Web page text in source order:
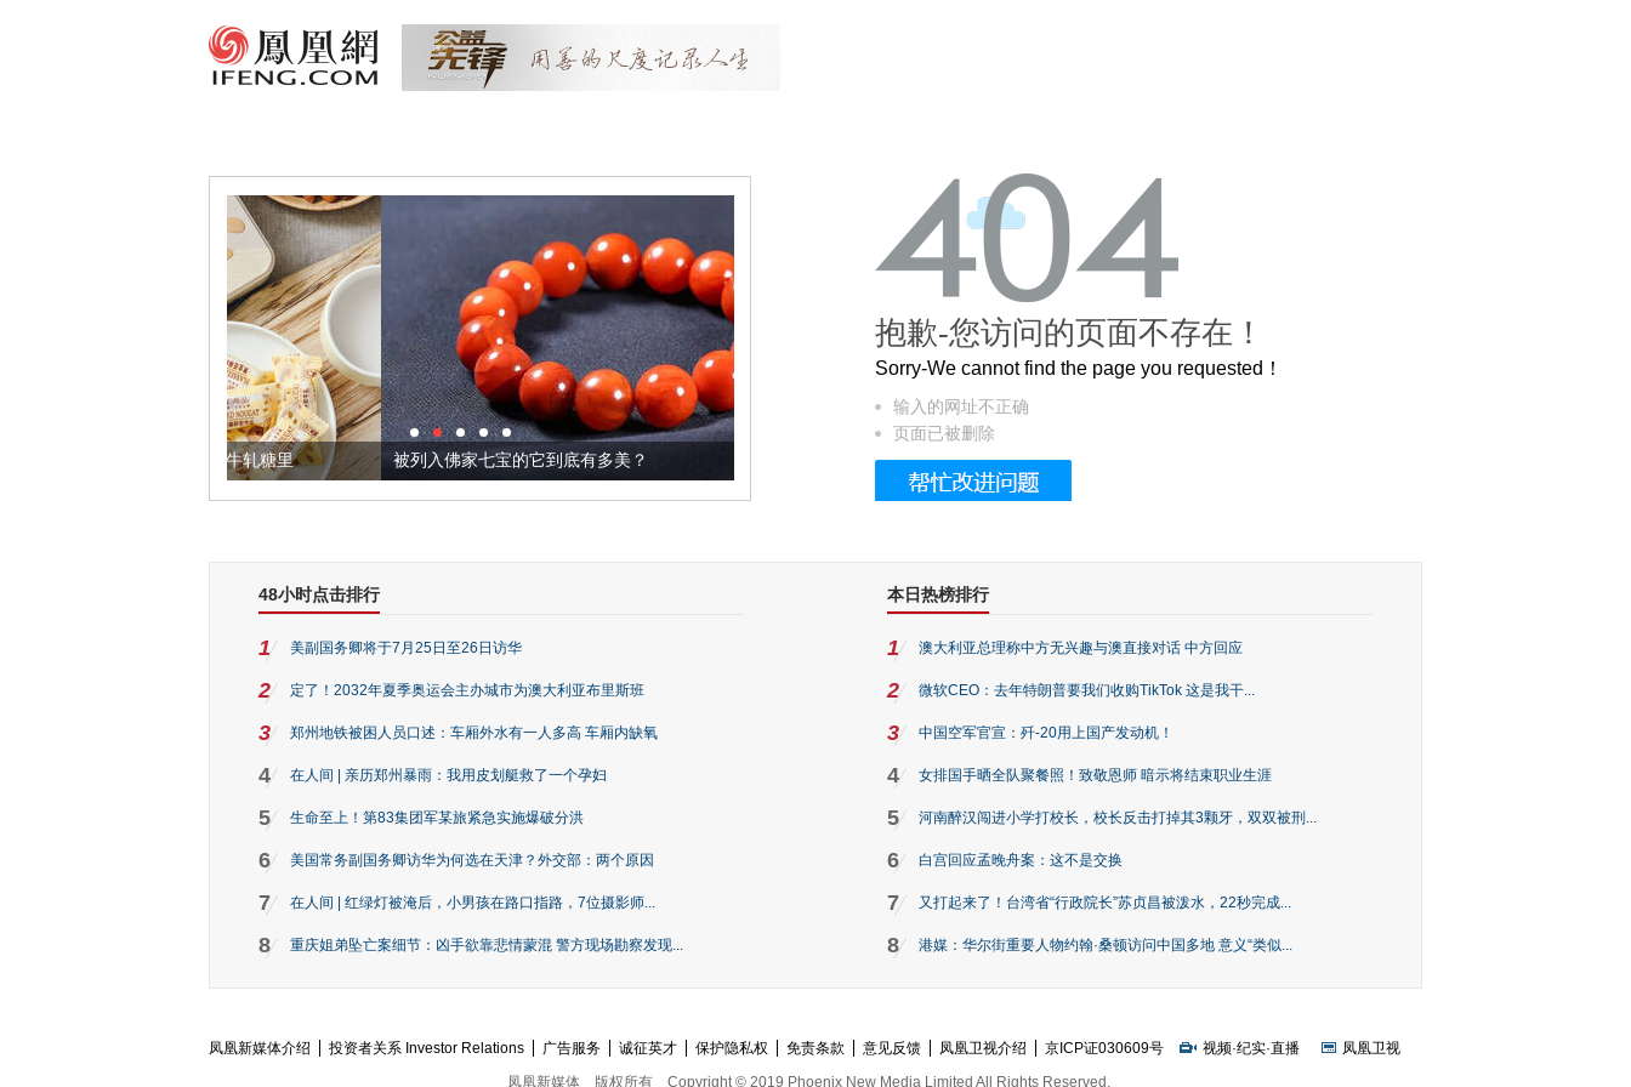
被列入佛家七宝的它到底有多美？ 这个3.2米的长卷，还原了600岁的紫禁城
抱歉-您访问的页面不存在！
Sorry-We cannot find the page you requested！
输入的网址不正确
页面已被删除
48小时点击排行
1 美副国务卿将于7月25日至26日访华
2 定了！2032年夏季奥运会主办城市为澳大利亚布里斯班
3 郑州地铁被困人员口述：车厢外水有一人多高 车厢内缺氧
4 在人间 | 亲历郑州暴雨：我用皮划艇救了一个孕妇
5 生命至上！第83集团军某旅紧急实施爆破分洪
6 美国常务副国务卿访华为何选在天津？外交部：两个原因
7 在人间 | 红绿灯被淹后，小男孩在路口指路，7位摄影师...
8 重庆姐弟坠亡案细节：凶手欲靠悲情蒙混 警方现场勘察发现...
本日热榜排行
1 澳大利亚总理称中方无兴趣与澳直接对话 中方回应
2 微软CEO：去年特朗普要我们收购TikTok 这是我干...
3 中国空军官宣：歼-20用上国产发动机！
4 女排国手晒全队聚餐照！致敬恩师 暗示将结束职业生涯
5 河南醉汉闯进小学打校长，校长反击打掉其3颗牙，双双被刑...
6 白宫回应孟晚舟案：这不是交换
7 又打起来了！台湾省“行政院长”苏贞昌被泼水，22秒完成...
8 港媒：华尔街重要人物约翰·桑顿访问中国多地 意义“类似...
凤凰新媒体介绍 投资者关系 Investor Relations 广告服务 诚征英才 保护隐私权 免责条款 意见反馈 凤凰卫视介绍 京ICP证030609号 视频·纪实·直播
凤凰卫视
凤凰新媒体
版权所有 Copyright © 2019 Phoenix New Media Limited All Rights Reserved.